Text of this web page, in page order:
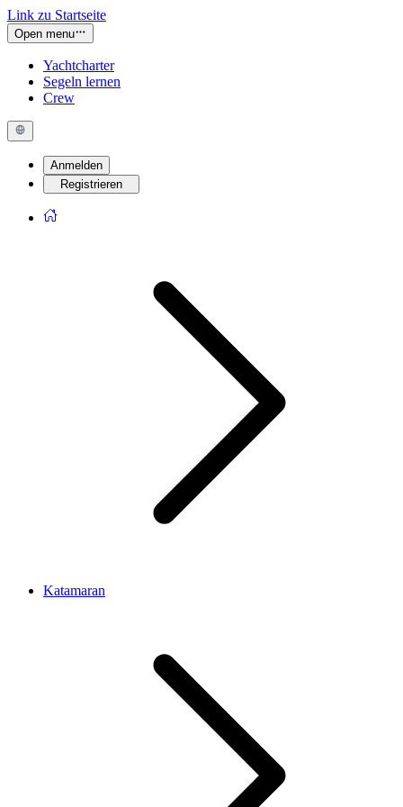
Link zu Startseite
Open menu
Yachtcharter
Segeln lernen
Crew
Anmelden
Registrieren
Katamaran